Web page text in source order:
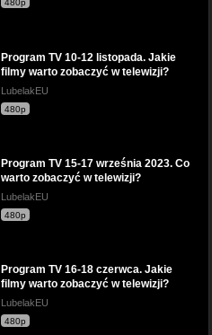
480p
Program TV 10-12 listopada. Jakie
filmy warto zobaczyć w telewizji?
LubelakEU
480p
Program TV 15-17 września 2023. Co
warto zobaczyć w telewizji?
LubelakEU
480p
Program TV 16-18 czerwca. Jakie
filmy warto zobaczyć w telewizji?
LubelakEU
480p